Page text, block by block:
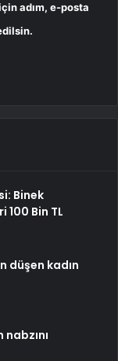
adım, e-posta
Binek
Bin TL
düşen kadın